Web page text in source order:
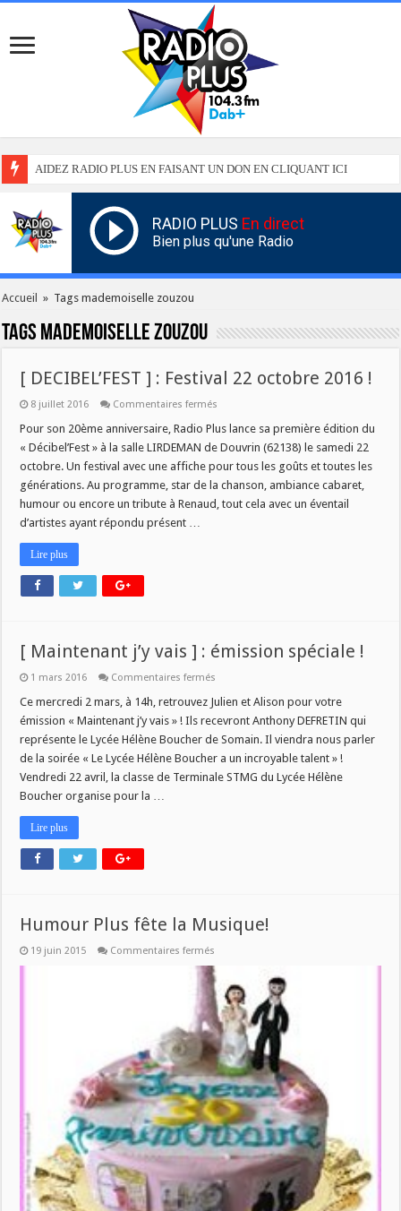
AIDEZ RADIO PLUS EN FAISANT UN DON EN CLIQUANT ICI
RADIO PLUS En direct
Bien plus qu'une Radio
Accueil » Tags mademoiselle zouzou
Tags mademoiselle zouzou
[ DECIBEL’FEST ] : Festival 22 octobre 2016 !
8 juillet 2016 Commentaires fermés
DECIBEL’FEST
:
Festival
22
octobre
!
Pour son 20ème anniversaire, Radio Plus lance sa première édition du
« Décibel’Fest » à la salle LIRDEMAN de Douvrin (62138) le samedi 22
octobre. Un festival avec une affiche pour tous les goûts et toutes les
générations. Au programme, star de la chanson, ambiance cabaret,
humour ou encore un tribute à Renaud, tout cela avec un éventail
d’artistes ayant répondu présent …
Lire plus
[ Maintenant j’y vais ] : émission spéciale !
1 mars 2016 Commentaires fermés
Maintenant
vais
]
:
émission
spéciale
!
Ce mercredi 2 mars, à 14h, retrouvez Julien et Alison pour votre
émission « Maintenant j’y vais » ! Ils recevront Anthony DEFRETIN qui
représente le Lycée Hélène Boucher de Somain. Il viendra nous parler
de la soirée « Le Lycée Hélène Boucher a un incroyable talent » !
Vendredi 22 avril, la classe de Terminale STMG du Lycée Hélène
Boucher organise pour la …
Lire plus
Humour Plus fête la Musique!
19 juin 2015 Commentaires fermés
Plus
fête
la
Musique!